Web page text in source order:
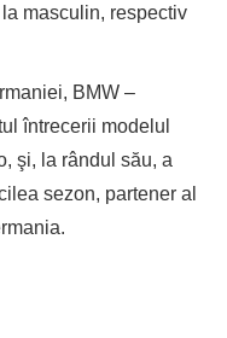
masculin, respectiv
BMW –
întrecerii modelul
şi, la rândul său, a
sezon, partener al